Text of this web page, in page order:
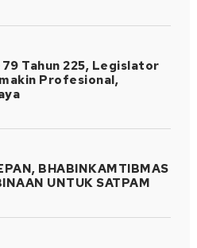
Tahun 225, Legislator
Profesional,
BHABINKAMTIBMAS
UNTUK SATPAM